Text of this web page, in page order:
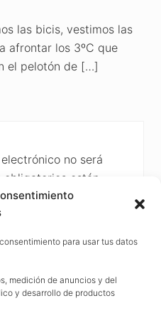
para usar tus datos
medición de anuncios y del
y desarrollo de productos
las bicis, vestimos las
afrontar los 3ºC que
el pelotón de […]
no será
obligatorios están